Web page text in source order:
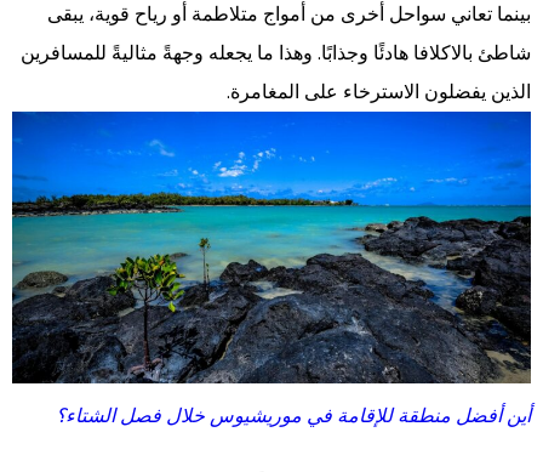
بينما تعاني سواحل أخرى من أمواج متلاطمة أو رياح قوية، يبقى
شاطئ بالاكلافا هادئًا وجذابًا. وهذا ما يجعله وجهةً مثاليةً للمسافرين
الذين يفضلون الاسترخاء على المغامرة.
أين أفضل منطقة للإقامة في موريشيوس خلال فصل الشتاء؟